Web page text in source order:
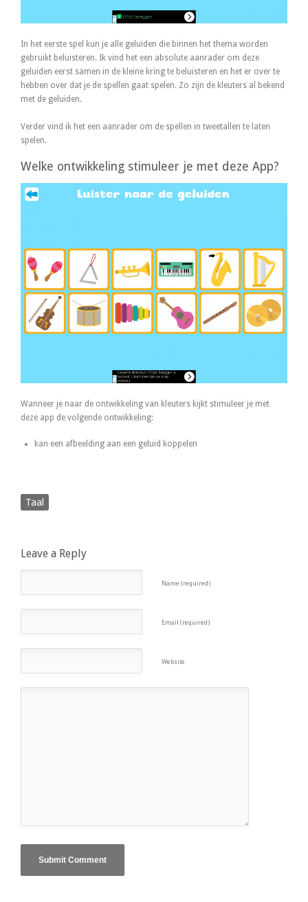
In het eerste spel kun je alle geluiden die binnen het thema worden
gebruikt beluisteren. Ik vind het een absolute aanrader om deze
geluiden eerst samen in de kleine kring te beluisteren en het er over te
hebben over dat je de spellen gaat spelen. Zo zijn de kleuters al bekend
met de geluiden.
Verder vind ik het een aanrader om de spellen in tweetallen te laten
spelen.
Welke ontwikkeling stimuleer je met deze App?
Wanneer je naar de ontwikkeling van kleuters kijkt stimuleer je met
deze app de volgende ontwikkeling:
kan een afbeelding aan een geluid koppelen
Taal
Leave a Reply
Name (required)
Email (required)
Website